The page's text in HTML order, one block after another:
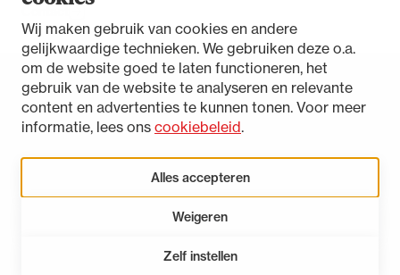
Wij maken gebruik van cookies en andere
gelijkwaardige technieken. We gebruiken deze o.a.
om de website goed te laten functioneren, het
gebruik van de website te analyseren en relevante
content en advertenties te kunnen tonen. Voor meer
informatie, lees ons cookiebeleid.
Alles accepteren
Weigeren
Zelf instellen
Toegankelijkheidsverklaring
Disclaimer